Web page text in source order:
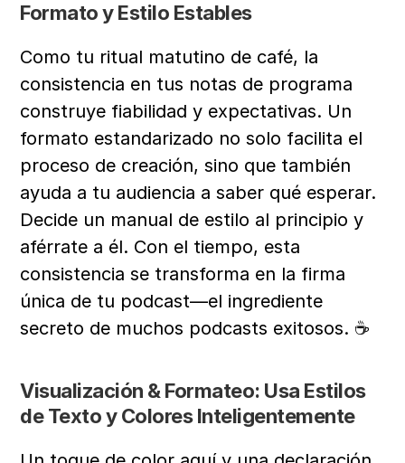
Formato y Estilo Estables
Como tu ritual matutino de café, la
consistencia en tus notas de programa
construye fiabilidad y expectativas. Un
formato estandarizado no solo facilita el
proceso de creación, sino que también
ayuda a tu audiencia a saber qué esperar.
Decide un manual de estilo al principio y
aférrate a él. Con el tiempo, esta
consistencia se transforma en la firma
única de tu podcast—el ingrediente
secreto de muchos podcasts exitosos. ☕
Visualización & Formateo: Usa Estilos
de Texto y Colores Inteligentemente